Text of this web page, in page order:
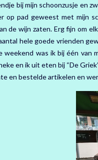
bij mijn schoonzusje en
op pad geweest met mijn
de wijn zaten. Erg fijn om
hele goede vrienden
weekend was ik bij één van
en ik uit eten bij “De
en bestelde artikelen en